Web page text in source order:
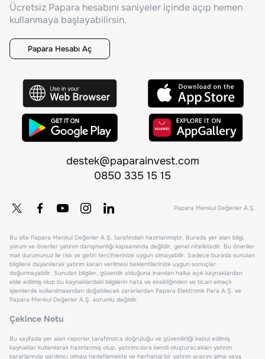
Ücretsiz Papara hesabını saniyeler içinde açıp hemen
kullanmaya başlayabilirsin.
Papara Hesabı Aç
destek@paparainvest.com
0850 335 15 15
Papara Menkul Değerler A.Ş.
Bu site Papara Menkul Değerler A.Ş. tarafından hazırlanmıştır. Burada yer alan bilgi,
yorum ve öneriler yatırım danışmanlığı kapsamında değildir, genel niteliktedir. Bu öneriler
mali durumunuz ile risk ve getiri tercihlerinize uygun olmayabilir. Sadece burada sunulan
bilgilere dayanılarak yatırım kararı verilmesi beklentilerinize uygun sonuçlar
doğurmayabilir. Sunulan bilgiler, güvenilir olduğuna inanılan halka açık kaynaklardan
elde edilmiş olup bu kaynaklardaki bilgilerin hata ve eksikliğinden ve ticari amaçlı
işlemlerde kullanılmasından doğabilecek zararlardan Papara Elektronik Para A.Ş. ve
Papara Menkul Değerler A.Ş. sorumlu değildir.
Çekince Notu
Bu sayfada yer alan raporlar tarafımızca doğruluğu ve güvenilirliği kabul edilmiş
kaynaklar kullanılarak hazırlanmış olup, yatırımcılara kendi oluşturacakları yatırım
kararlarında yardımcı olmayı hedeflemekte ve herhangi bir yatırım aracını alma veya